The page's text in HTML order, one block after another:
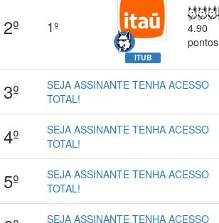
2º 1º
ITUB
4.90
pontos
3º
SEJA ASSINANTE TENHA ACESSO
TOTAL!
4º
SEJA ASSINANTE TENHA ACESSO
TOTAL!
5º
SEJA ASSINANTE TENHA ACESSO
TOTAL!
SEJA ASSINANTE TENHA ACESSO